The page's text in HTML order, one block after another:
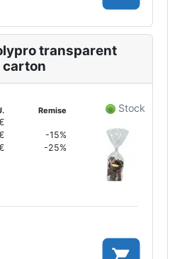
transparent
carton
Remise
-15%
-25%
Stock